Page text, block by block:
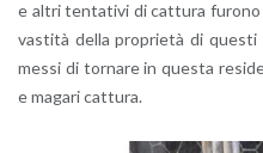
e altri ten­ta­ti­vi di cat­tu­ra fu­ro­no
va­sti­tà della pro­prie­tà di
mes­si di tor­na­re in que­sta
e ma­ga­ri cat­tu­ra.